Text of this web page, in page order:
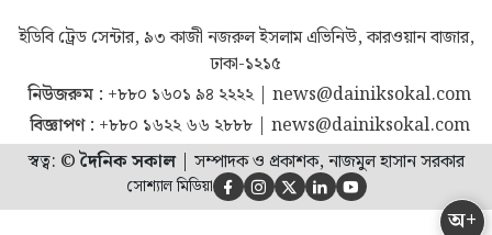
অ+
ইডিবি ট্রেড সেন্টার, ৯৩ কাজী নজরুল ইসলাম এভিনিউ, কারওয়ান বাজার,
ঢাকা-১২১৫
নিউজরুম : +৮৮০ ১৬০১ ৯৪ ২২২২| news@dainiksokal.com
বিজ্ঞাপণ : +৮৮০ ১৬২২ ৬৬ ২৮৮৮| news@dainiksokal.com
স্বত্ব: ©দৈনিক সকাল| সম্পাদক ও প্রকাশক, নাজমুল হাসান সরকার
সোশ্যাল মিডিয়া     